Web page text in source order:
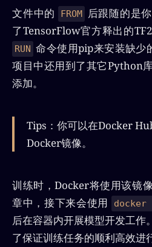
文件中的 FROM
后跟随的是
了TensorFlow官方释出的
RUN 命令使用pip来安装缺少
项目中还用到了其它Python
添加。
Tips：你可以在Docker
Docker镜像。
训练时，Docker将使用该镜
章中，接下来会使用
docker
后在容器内开展模型开发工作
了保证训练任务的顺利高效进